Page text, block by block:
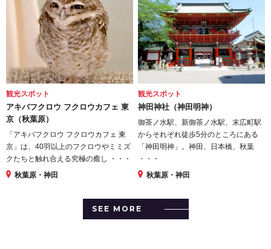
観光スポット
アキバフクロウ フクロウカフェ 東
京（秋葉原）
「アキバフクロウ フクロウカフェ 東
京」は、40羽以上のフクロウやミミズ
クたちと触れ合える究極の癒し ・・・
秋葉原・神田
観光スポット
神田神社（神田明神）
御茶ノ水駅、新御茶ノ水駅、末広町駅
からそれぞれ徒歩5分のところにある
「神田明神」。神田、日本橋、秋葉
・・・
秋葉原・神田
SEE MORE